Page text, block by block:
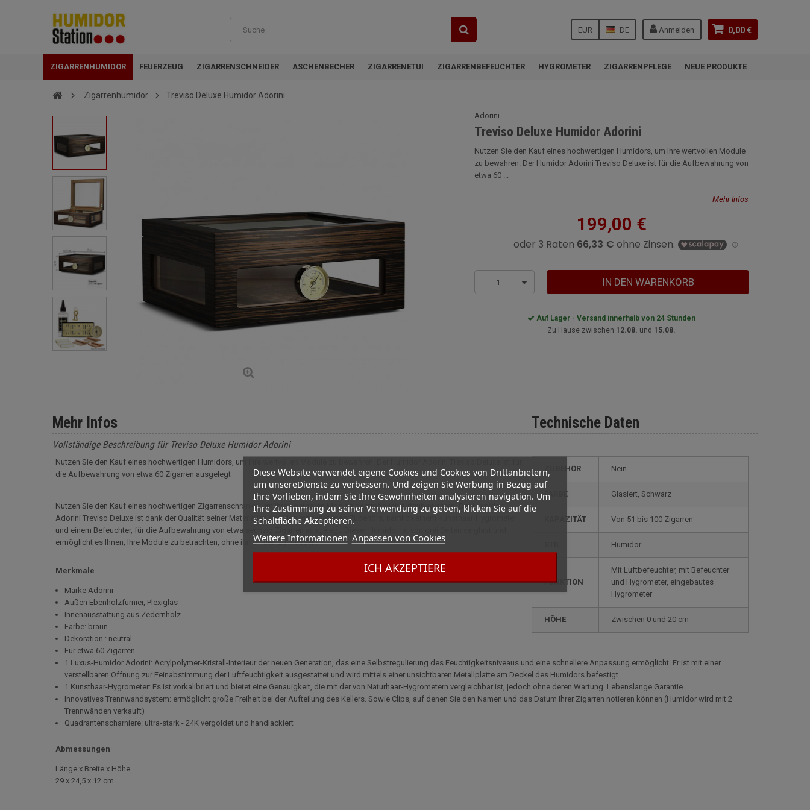
0,00 €
Anmelden
DE
EUR
ZIGARRENHUMIDOR FEUERZEUG ZIGARRENSCHNEIDER ASCHENBECHER ZIGARRENETUI ZIGARRENBEFEUCHTER HYGROMETER ZIGARRENPFLEGE NEUE PRODUKTE
Diese Website verwendet eigene Cookies und Cookies von Drittanbietern,
um unsereDienste zu verbessern. Und zeigen Sie Werbung in Bezug auf
Ihre Vorlieben, indem Sie Ihre Gewohnheiten analysieren navigation. Um
Ihre Zustimmung zu seiner Verwendung zu geben, klicken Sie auf die
Schaltfläche Akzeptieren.
Weitere Informationen Anpassen von Cookies
ICH AKZEPTIERE
Zigarrenhumidor Treviso Deluxe Humidor Adorini
Adorini
Treviso Deluxe Humidor Adorini
Nutzen Sie den Kauf eines hochwertigen Humidors, um Ihre wertvollen Module
zu bewahren. Der Humidor Adorini Treviso Deluxe ist für die Aufbewahrung von
etwa 60 ...
Mehr Infos
199,00 €
1 IN DEN WARENKORB
Auf Lager - Versand innerhalb von 24 Stunden
Zu Hause zwischen 12.08. und 15.08.
Technische Daten
ZUBEHÖR Nein
FARBE glasiert, Schwarz
KAPAZITÄT von 51 bis 100 Zigarren
humidor
FUNKTION
mit Luftbefeuchter, mit Befeuchter
und Hygrometer, eingebautes
Hygrometer
HÖHE zwischen 0 und 20 cm
Mehr Infos
Vollständige Beschreibung für Treviso Deluxe Humidor Adorini
Nutzen Sie den Kauf eines hochwertigen Humidors, um Ihre wertvollen Module zu bewahren. Der Humidor Adorini Treviso Deluxe ist für
die Aufbewahrung von etwa 60 Zigarren ausgelegt
Nutzen Sie den Kauf eines hochwertigen Zigarrenschranks, um Ihre kostbaren Module bestmöglich aufzubewahren. Der Humidor
Adorini Treviso Deluxe ist dank der Qualität seiner Materialien und des mitgelieferten Zubehörs, nämlich einem Kunsthaar-Hygrometer
und einem Befeuchter, für die Aufbewahrung von etwa sechzig Zigarren ausgelegt. Dieser Humidor ist von drei Seiten verglast und
ermöglicht es Ihnen, Ihre Module zu betrachten, ohne ihn öffnen zu müssen.
Merkmale
Marke Adorini
Außen Ebenholzfurnier, Plexiglas
Innenausstattung aus Zedernholz
Farbe: braun
Dekoration : neutral
Für etwa 60 Zigarren
1 Luxus-Humidor Adorini: Acrylpolymer-Kristall-Interieur der neuen Generation, das eine Selbstregulierung des Feuchtigkeitsniveaus und eine schnellere Anpassung ermöglicht. Er ist mit einer
verstellbaren Öffnung zur Feinabstimmung der Luftfeuchtigkeit ausgestattet und wird mittels einer unsichtbaren Metallplatte am Deckel des Humidors befestigt
1 Kunsthaar-Hygrometer: Es ist vorkalibriert und bietet eine Genauigkeit, die mit der von Naturhaar-Hygrometern vergleichbar ist, jedoch ohne deren Wartung. Lebenslange Garantie.
Innovatives Trennwandsystem: ermöglicht große Freiheit bei der Aufteilung des Kellers. Sowie Clips, auf denen Sie den Namen und das Datum Ihrer Zigarren notieren können (Humidor wird mit 2
Trennwänden verkauft)
Quadrantenscharniere: ultra-stark - 24K vergoldet und handlackiert
Abmessungen
Länge x Breite x Höhe
29 x 24,5 x 12 cm